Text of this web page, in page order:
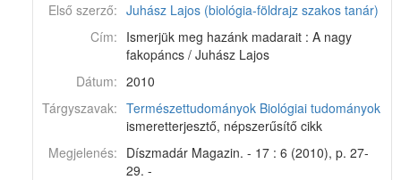
Első szerző: Juhász Lajos (biológia-földrajz szakos tanár)
Cím: Ismerjük meg hazánk madarait : A nagy
fakopáncs / Juhász Lajos
Dátum: 2010
Tárgyszavak: Természettudományok Biológiai tudományok
ismeretterjesztő, népszerűsítő cikk
Megjelenés: Díszmadár Magazin. - 17 : 6 (2010), p. 27-
29. -